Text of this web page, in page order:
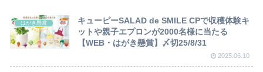
はがき懸賞
キューピーSALAD de SMILE CPで収穫体験キ
ットや親子エプロンが2000名様に当たる
【WEB・はがき懸賞】〆切25/8/31
2025.06.10